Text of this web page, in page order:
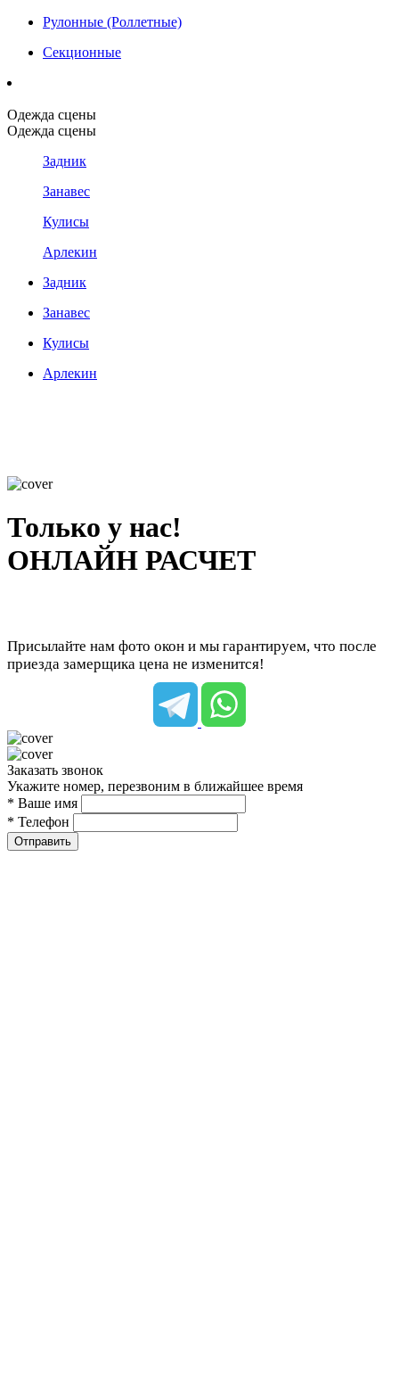
Рулонные (Роллетные)
Секционные
Одежда сцены
Одежда сцены
Задник
Занавес
Кулисы
Арлекин
Задник
Занавес
Кулисы
Арлекин
Только у нас!
ОНЛАЙН РАСЧЕТ
Присылайте нам фото окон и мы гарантируем, что после
приезда замерщика цена не изменится!
Заказать звонок
Укажите номер, перезвоним в ближайшее время
* Ваше имя
* Телефон
Отправить